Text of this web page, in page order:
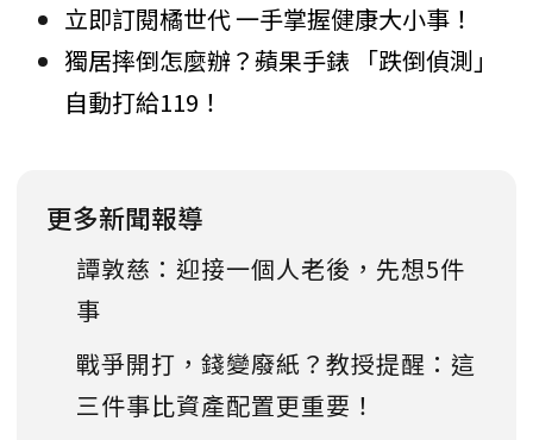
立即訂閱橘世代 一手掌握健康大小事！
獨居摔倒怎麼辦？蘋果手錶 「跌倒偵測」
自動打給119！
更多新聞報導
譚敦慈：迎接一個人老後，先想5件
事
戰爭開打，錢變廢紙？教授提醒：這
三件事比資產配置更重要！